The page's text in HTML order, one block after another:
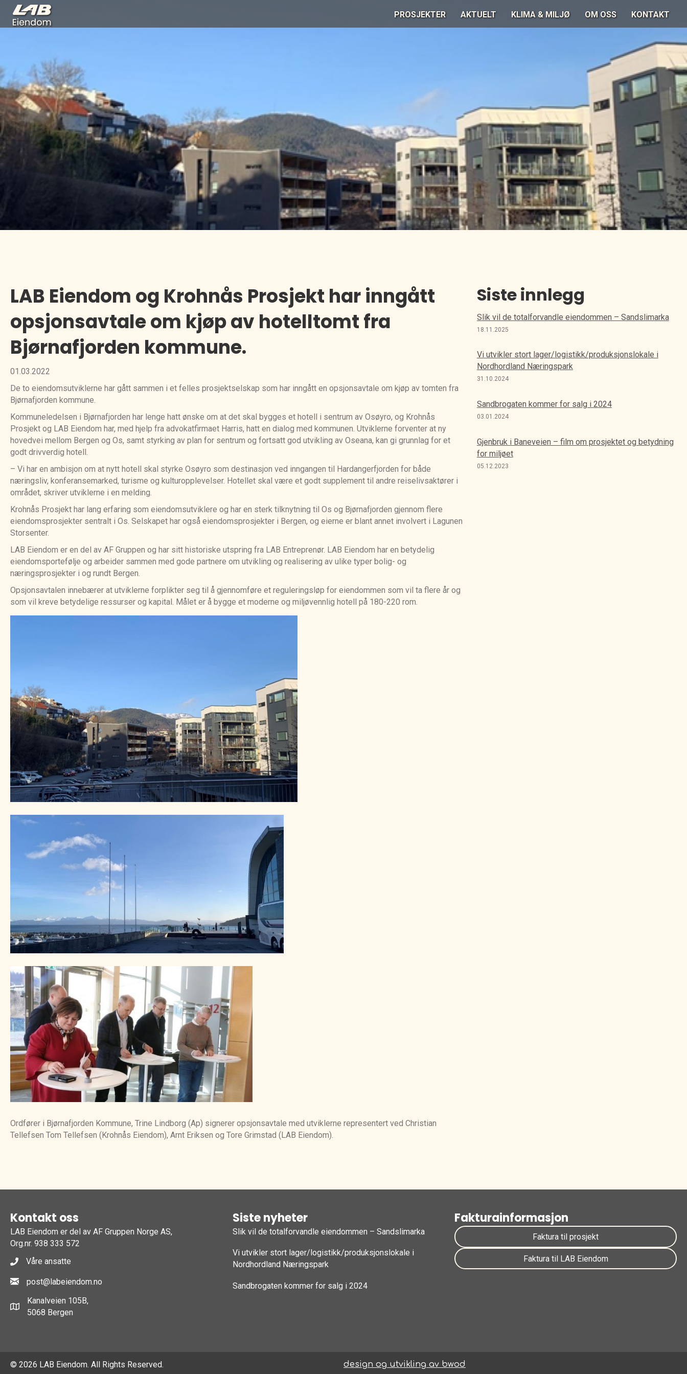
PROSJEKTER AKTUELT KLIMA & MILJØ OM OSS KONTAKT
LAB Eiendom og Krohnås Prosjekt har inngått
opsjonsavtale om kjøp av hotelltomt fra
Bjørnafjorden kommune.
01.03.2022
De to eiendomsutviklerne har gått sammen i et felles prosjektselskap som har inngått en opsjonsavtale om kjøp av tomten fra
Bjørnafjorden kommune.
Kommuneledelsen i Bjørnafjorden har lenge hatt ønske om at det skal bygges et hotell i sentrum av Osøyro, og Krohnås
Prosjekt og LAB Eiendom har, med hjelp fra advokatfirmaet Harris, hatt en dialog med kommunen. Utviklerne forventer at ny
hovedvei mellom Bergen og Os, samt styrking av plan for sentrum og fortsatt god utvikling av Oseana, kan gi grunnlag for et
godt drivverdig hotell.
– Vi har en ambisjon om at nytt hotell skal styrke Osøyro som destinasjon ved inngangen til Hardangerfjorden for både
næringsliv, konferansemarked, turisme og kulturopplevelser. Hotellet skal være et godt supplement til andre reiselivsaktører i
området, skriver utviklerne i en melding.
Krohnås Prosjekt har lang erfaring som eiendomsutviklere og har en sterk tilknytning til Os og Bjørnafjorden gjennom flere
eiendomsprosjekter sentralt i Os. Selskapet har også eiendomsprosjekter i Bergen, og eierne er blant annet involvert i Lagunen
Storsenter.
LAB Eiendom er en del av AF Gruppen og har sitt historiske utspring fra LAB Entreprenør. LAB Eiendom har en betydelig
eiendomsportefølje og arbeider sammen med gode partnere om utvikling og realisering av ulike typer bolig- og
næringsprosjekter i og rundt Bergen.
Opsjonsavtalen innebærer at utviklerne forplikter seg til å gjennomføre et reguleringsløp for eiendommen som vil ta flere år og
som vil kreve betydelige ressurser og kapital. Målet er å bygge et moderne og miljøvennlig hotell på 180-220 rom.
Ordfører i Bjørnafjorden Kommune, Trine Lindborg (Ap) signerer opsjonsavtale med utviklerne representert ved Christian
Tellefsen Tom Tellefsen (Krohnås Eiendom), Arnt Eriksen og Tore Grimstad (LAB Eiendom).
Siste innlegg
Slik vil de totalforvandle eiendommen – Sandslimarka
18.11.2025
Vi utvikler stort lager/logistikk/produksjonslokale i
Nordhordland Næringspark
31.10.2024
Sandbrogaten kommer for salg i 2024
03.01.2024
Gjenbruk i Baneveien – film om prosjektet og betydning
for miljøet
05.12.2023
Kontakt oss
LAB Eiendom er del av AF Gruppen Norge AS,
Org.nr. 938 333 572
Våre ansatte
post@labeiendom.no
Kanalveien 105B,
5068 Bergen
Siste nyheter
Slik vil de totalforvandle eiendommen – Sandslimarka
Vi utvikler stort lager/logistikk/produksjonslokale i
Nordhordland Næringspark
Sandbrogaten kommer for salg i 2024
Fakturainformasjon
Faktura til prosjekt
Faktura til LAB Eiendom
© 2026 LAB Eiendom. All Rights Reserved. design og utvikling av bwod